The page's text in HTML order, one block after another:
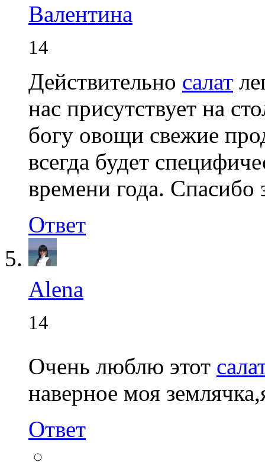
Валентина
14
Действительно салат
нас присутствует на
богу овощи свежие
всегда будет
времени года. Спасибо
Ответ
Alena
14
Очень люблю этот
наверное моя
Ответ